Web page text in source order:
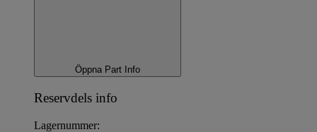
Öppna Part Info
Reservdels info
Lagernummer: